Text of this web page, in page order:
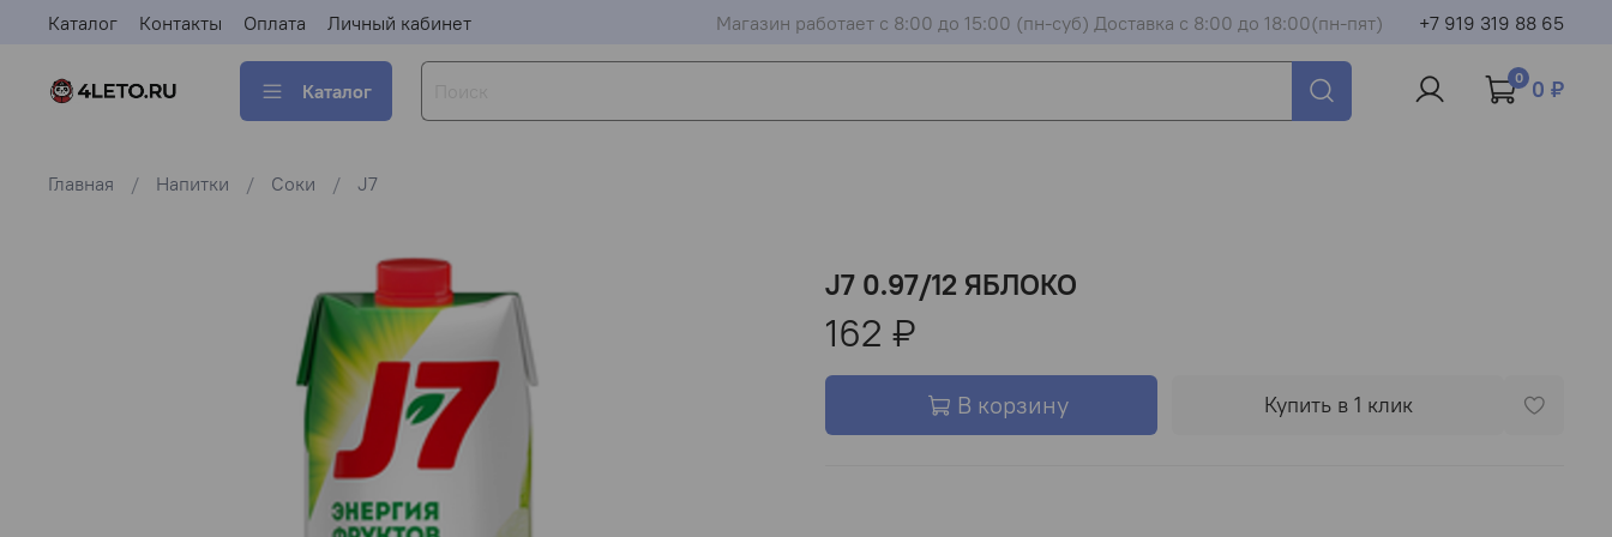
Каталог Контакты Оплата Личный кабинет Магазин работает с 8:00 до 15:00 (пн-суб) Доставка с 8:00 до 18:00(пн-пят) +7 919 319 88 65
Каталог
0 0 ₽
Главная Напитки Соки J7
J7 0.97/12 ЯБЛОКО
162 ₽
В корзину Купить в 1 клик